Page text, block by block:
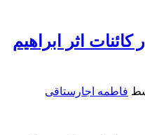
اثر ابراهیم
فاطمه اجارستاقی